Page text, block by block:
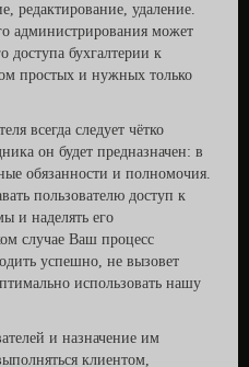
редактирование, удаление.
администрирования может
доступа бухгалтерии к
простых и нужных только
всегда следует чётко
он будет предназначен: в
обязанности и полномочия.
пользователю доступ к
и наделять его
случае Ваш процесс
успешно, не вызовет
использовать нашу
и назначение им
клиентом,